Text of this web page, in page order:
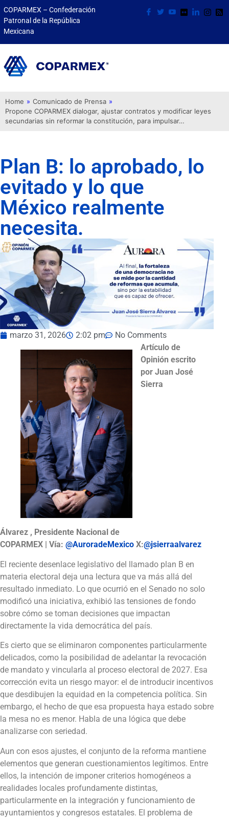
COPARMEX – Confederación
Patronal de la República
Mexicana
Home » Comunicado de Prensa »
Propone COPARMEX dialogar, ajustar contratos y modificar leyes
secundarias sin reformar la constitución, para impulsar…
Plan B: lo aprobado, lo
evitado y lo que
México realmente
necesita.
marzo 31, 2026 2:02 pm
No Comments
Artículo de
Opinión escrito
por Juan José
Sierra
Álvarez , Presidente Nacional de
COPARMEX | Vía: @AuroradeMexico X:@jsierraalvarez
El reciente desenlace legislativo del llamado plan B en
materia electoral deja una lectura que va más allá del
resultado inmediato. Lo que ocurrió en el Senado no solo
modificó una iniciativa, exhibió las tensiones de fondo
sobre cómo se toman decisiones que impactan
directamente la vida democrática del país.
Es cierto que se eliminaron componentes particularmente
delicados, como la posibilidad de adelantar la revocación
de mandato y vincularla al proceso electoral de 2027. Esa
corrección evita un riesgo mayor: el de introducir incentivos
que desdibujen la equidad en la competencia política. Sin
embargo, el hecho de que esa propuesta haya estado sobre
la mesa no es menor. Habla de una lógica que debe
analizarse con seriedad.
Aun con esos ajustes, el conjunto de la reforma mantiene
elementos que generan cuestionamientos legítimos. Entre
ellos, la intención de imponer criterios homogéneos a
realidades locales profundamente distintas,
particularmente en la integración y funcionamiento de
ayuntamientos y congresos estatales. El problema de